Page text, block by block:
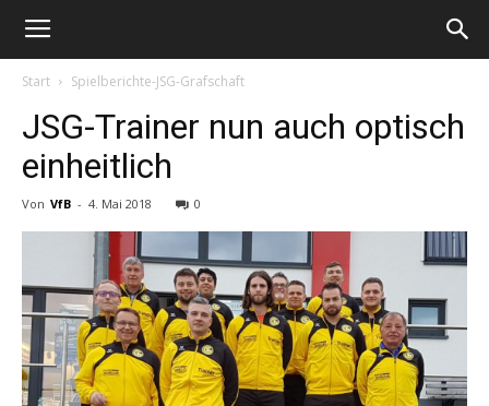
Start Spielberichte-JSG-Grafschaft
JSG-Trainer nun auch optisch
einheitlich
Von VfB - 4. Mai 2018 0